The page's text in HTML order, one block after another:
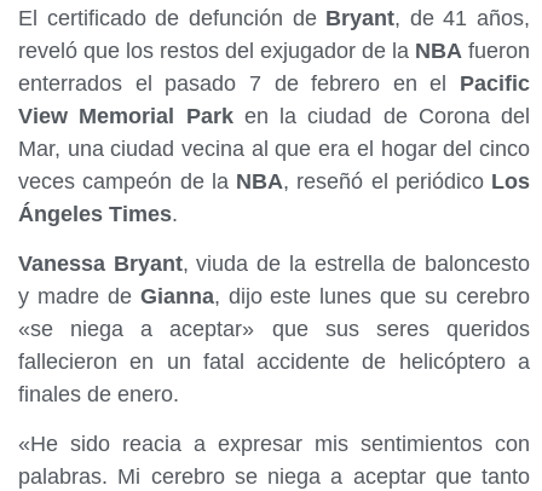
El certificado de defunción de Bryant, de 41 años,
reveló que los restos del exjugador de la NBA fueron
enterrados el pasado 7 de febrero en el Pacific
View Memorial Parken la ciudad de Corona del
Mar, una ciudad vecina al que era el hogar del cinco
veces campeón de la NBA, reseñó el periódico Los
Ángeles Times.
Vanessa Bryant, viuda de la estrella de baloncesto
y madre de Gianna, dijo este lunes que su cerebro
«se niega a aceptar» que sus seres queridos
fallecieron en un fatal accidente de helicóptero a
finales de enero.
«He sido reacia a expresar mis sentimientos con
palabras. Mi cerebro se niega a aceptar que tanto